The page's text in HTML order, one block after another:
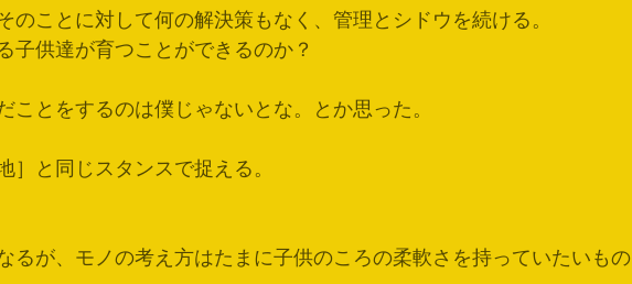
のことに対して何の解決策もなく、管理とシドウを続ける。
子供達が育つことができるのか？
ことをするのは僕じゃないとな。とか思った。
］と同じスタンスで捉える。
るが、モノの考え方はたまに子供のころの柔軟さを持っていたいもの